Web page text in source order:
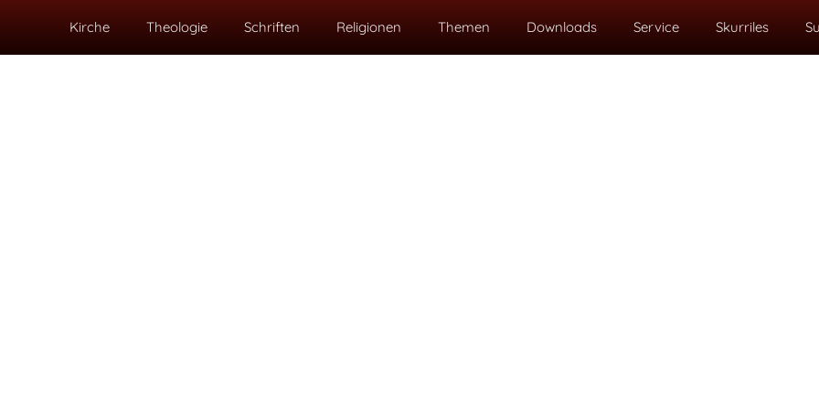
Kirche Theologie Schriften Religionen Themen Downloads Service Skurriles